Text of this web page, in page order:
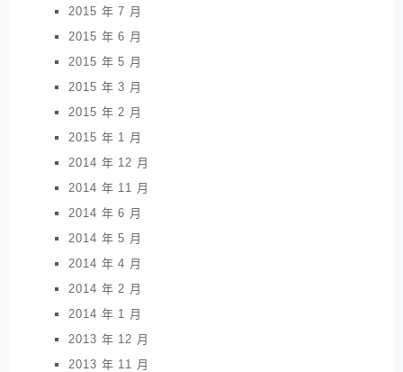
2015 年 7 月
2015 年 6 月
2015 年 5 月
2015 年 3 月
2015 年 2 月
2015 年 1 月
2014 年 12 月
2014 年 11 月
2014 年 6 月
2014 年 5 月
2014 年 4 月
2014 年 2 月
2014 年 1 月
2013 年 12 月
2013 年 11 月